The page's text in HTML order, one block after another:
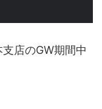
店のGW期間中